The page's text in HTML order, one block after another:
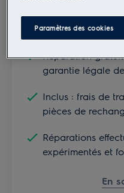
Réparation
garantie légale
Inclus : frais de
pièces de
Réparations
expérimentés et
En
Paramètres des cookies